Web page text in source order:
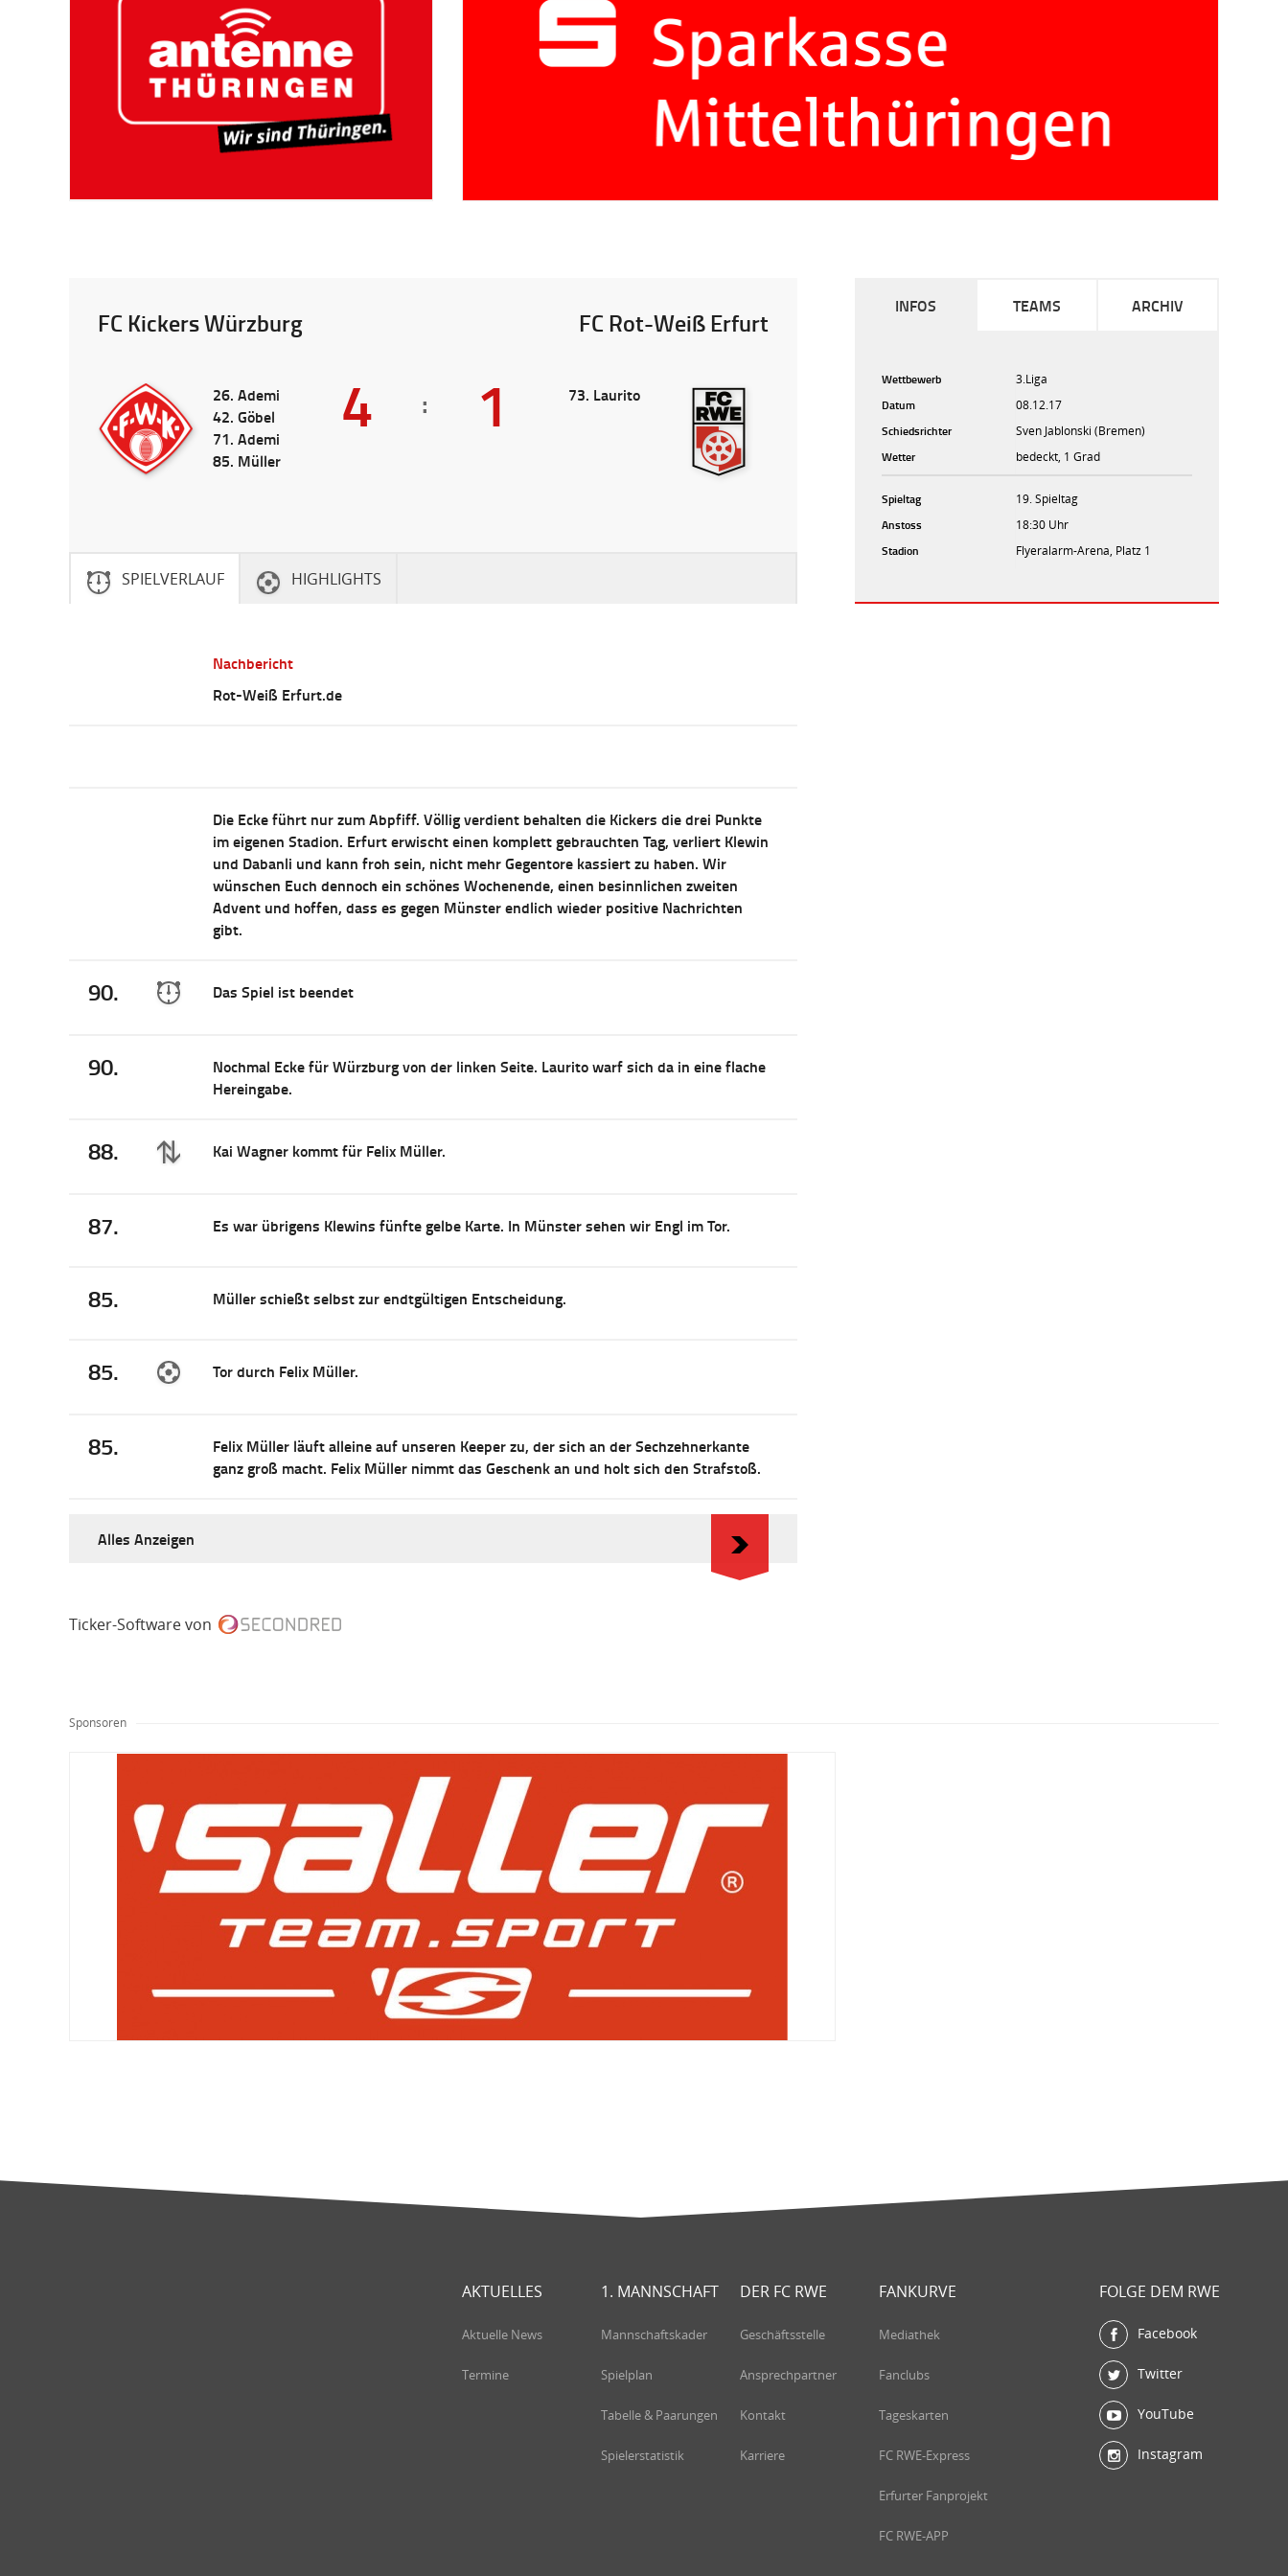
INFOS TEAMS ARCHIV
Wettbewerb
3.Liga
Datum
08.12.17
Schiedsrichter
Sven Jablonski (Bremen)
Wetter
bedeckt, 1 Grad
Spieltag
19. Spieltag
Anstoss
18:30 Uhr
Stadion
Flyeralarm-Arena, Platz 1
FC Kickers Würzburg FC Rot-Weiß Erfurt
26. Ademi
42. Göbel
71. Ademi
85. Müller
4 : 1 73. Laurito
SPIELVERLAUF HIGHLIGHTS
Nachbericht
Rot-Weiß Erfurt.de
Die Ecke führt nur zum Abpfiff. Völlig verdient behalten die Kickers die drei Punkte
im eigenen Stadion. Erfurt erwischt einen komplett gebrauchten Tag, verliert Klewin
und Dabanli und kann froh sein, nicht mehr Gegentore kassiert zu haben. Wir
wünschen Euch dennoch ein schönes Wochenende, einen besinnlichen zweiten
Advent und hoffen, dass es gegen Münster endlich wieder positive Nachrichten
gibt.
90. Das Spiel ist beendet
90.
Nochmal Ecke für Würzburg von der linken Seite. Laurito warf sich da in eine flache
Hereingabe.
88. Kai Wagner kommt für Felix Müller.
87. Es war übrigens Klewins fünfte gelbe Karte. In Münster sehen wir Engl im Tor.
85. Müller schießt selbst zur endtgültigen Entscheidung.
85. Tor durch Felix Müller.
85.
Felix Müller läuft alleine auf unseren Keeper zu, der sich an der Sechzehnerkante
ganz groß macht. Felix Müller nimmt das Geschenk an und holt sich den Strafstoß.
Alles Anzeigen
Ticker-Software von
Sponsoren
AKTUELLES
Aktuelle News
Termine
1. MANNSCHAFT
Mannschaftskader
Spielplan
Tabelle & Paarungen
Spielerstatistik
DER FC RWE
Geschäftsstelle
Ansprechpartner
Kontakt
Karriere
FANKURVE
Mediathek
Fanclubs
Tageskarten
FC RWE-Express
Erfurter Fanprojekt
FC RWE-APP
FOLGE DEM RWE
Facebook
Twitter
YouTube
Instagram